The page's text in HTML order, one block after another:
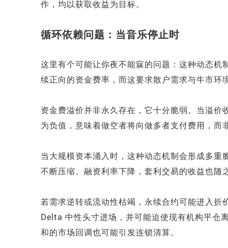
作，均以获取收益为目标。
循环依赖问题：当音乐停止时
这里有个可能让你夜不能寐的问题：这种动态
续正向的资金费率，而这要求散户需求与牛市环
资金费溢价并非永久存在，它十分脆弱。当溢
为负值，意味着做空者将向做多者支付费用，而
当大规模资本涌入时，这种动态机制会形成多
不断压缩。融资利率下降，套利交易的收益也随
若需求逆转或流动性枯竭，永续合约可能进入
Delta 中性头寸进场，并可能迫使现有机构平仓
和的市场回调也可能引发连锁清算。